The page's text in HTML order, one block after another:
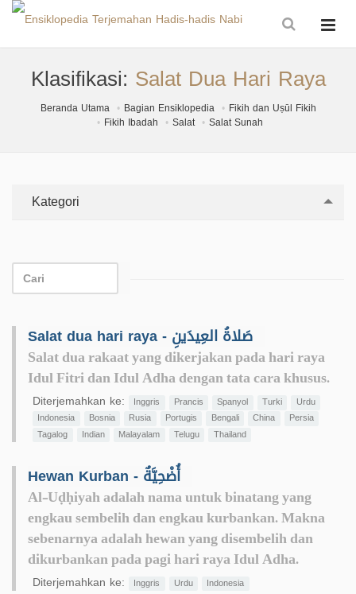
Klasifikasi: Salat Dua Hari Raya
Beranda Utama Bagian Ensiklopedia
Fikih dan Uṣūl Fikih
Fikih Ibadah
Salat Salat Sunah
Kategori
Salat dua hari raya - صَلاةُ العِيدَينِ
Salat dua rakaat yang dikerjakan pada hari raya
Idul Fitri dan Idul Adha dengan tata cara khusus.
Diterjemahkan ke: Inggris Prancis Spanyol Turki
Urdu
Indonesia
Bosnia Rusia Portugis Bengali China
Persia
Tagalog
Indian Malayalam Telugu Thailand
Hewan Kurban - أُضْحِيَّةٌ
Al-Uḍḥiyah adalah nama untuk binatang yang
engkau sembelih dan engkau kurbankan. Makna
sebenarnya adalah hewan yang disembelih dan
dikurbankan pada pagi hari raya Idul Adha.
Diterjemahkan ke: Inggris Urdu Indonesia